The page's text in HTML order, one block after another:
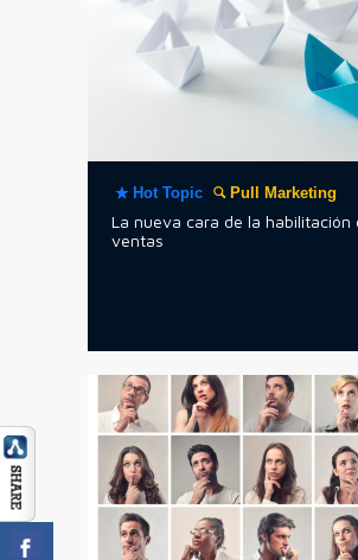
Hot Topic Pull Marketing
La nueva cara de la habilitación
ventas